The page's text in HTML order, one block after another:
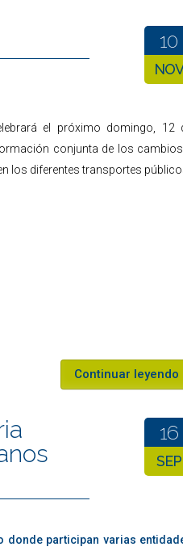
10
NOV
el próximo domingo, 12
conjunta de los
los diferentes transportes
Continuar leyendo
16
SEP
donde participan varias